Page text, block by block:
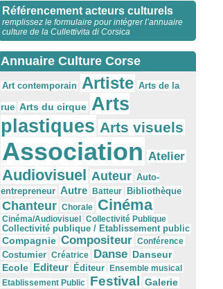
Référencement acteurs culturels
remplissez le formulaire pour intégrer l’annuaire
culture de la Cullettivita di Corsica
Annuaire Culture Corse
Art contemporain Artiste Arts de la
rue Arts du cirque Arts
plastiques Arts visuels
Association Atelier
Audiovisuel Auteur Auto-
entrepreneur Autre Batteur Bibliothèque
Chanteur Chorale Cinéma
Cinéma/Audiovisuel
Collectivité Publique
Collectivité publique / Etablissement public
Compagnie Compositeur Conférence
Costumier Créatrice Danse Danseur
Ecole Editeur Éditeur
Ensemble musical
Etablissement Public Festival Galerie